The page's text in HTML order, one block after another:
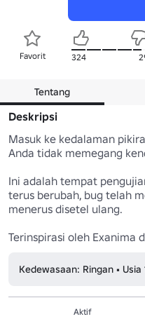
Favorit 324
Tentang
Deskripsi
Masuk ke kedalaman
Anda tidak memegang
Ini adalah tempat
terus berubah, bug telah
menerus disetel ulang.
Terinspirasi oleh Exanima
Kedewasaan: Ringan • Usia
Aktif